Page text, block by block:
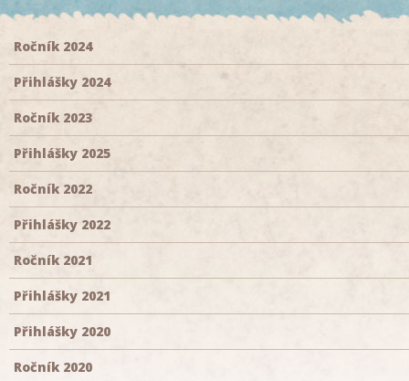
Ročník 2024
Přihlášky 2024
Ročník 2023
Přihlášky 2025
Ročník 2022
Přihlášky 2022
Ročník 2021
Přihlášky 2021
Přihlášky 2020
Ročník 2020